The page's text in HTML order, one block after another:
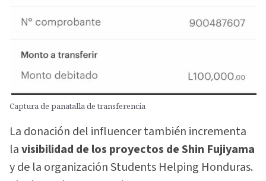
Captura de panatalla de transferencia
La donación del influencer también incrementa
lavisibilidad de los proyectos de Shin Fujiyama
y de la organización Students Helping Honduras.